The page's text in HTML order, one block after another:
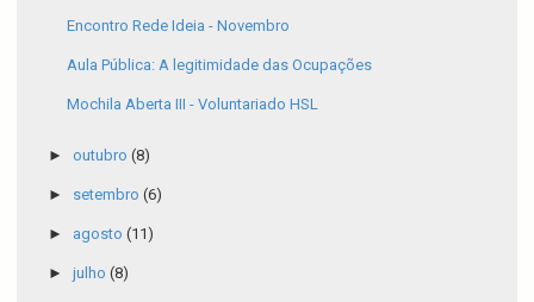
Encontro Rede Ideia - Novembro
Aula Pública: A legitimidade das Ocupações
Mochila Aberta III - Voluntariado HSL
► outubro (8)
► setembro (6)
► agosto (11)
► julho (8)